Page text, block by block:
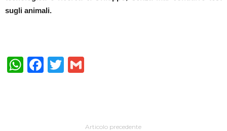
sugli animali.
WhatsApp
Facebook
Twitter
Articolo precedente